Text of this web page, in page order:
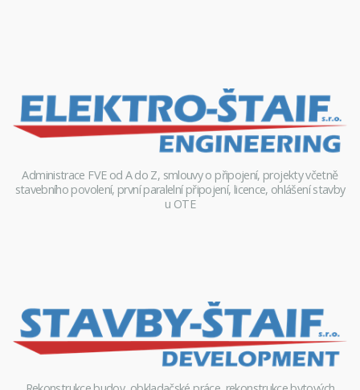
Administrace FVE od A do Z, smlouvy o připojení, projekty včetně
stavebního povolení, první paralelní připojení, licence, ohlášení stavby
u OTE